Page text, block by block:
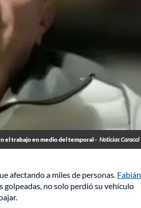
el trabajo en medio del temporal - Noticias Caracol
afectando a miles de personas. Fabián
golpeadas, no solo perdió su vehículo